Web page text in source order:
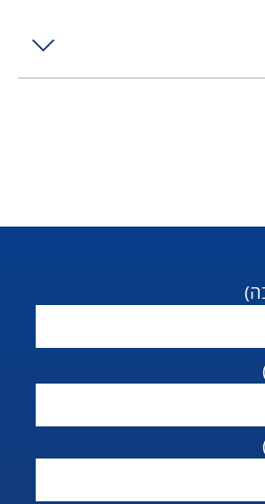
המשכנתאות, עשה שמאויות
וחברות כלל ביטוח. מעניק
פרטיים - כולל טיפול
מורכבים ומתן פתרונות